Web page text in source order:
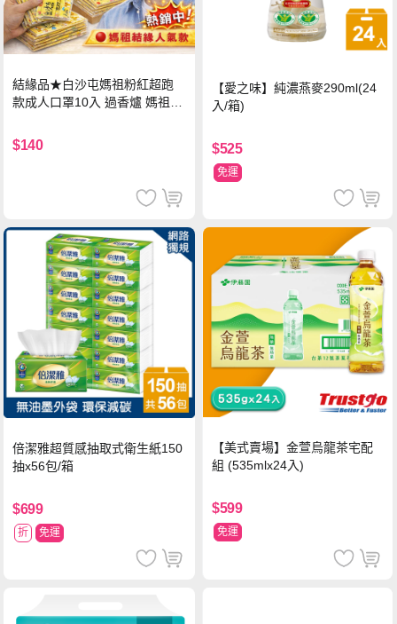
結緣品★白沙屯媽祖粉紅超跑
款成人口罩10入 過香爐 媽祖加
$140
【愛之味】純濃燕麥290ml(24
入/箱)
$525
免運
倍潔雅超質感抽取式衛生紙150
抽x56包/箱
$699
折 免運
【美式賣場】金萱烏龍茶宅配
組 (535mlx24入)
$599
免運